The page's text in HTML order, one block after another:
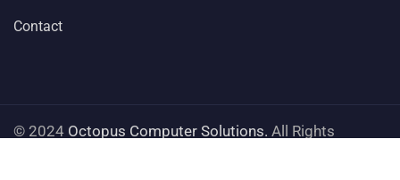
Contact
© 2024 Octopus Computer Solutions. All Rights